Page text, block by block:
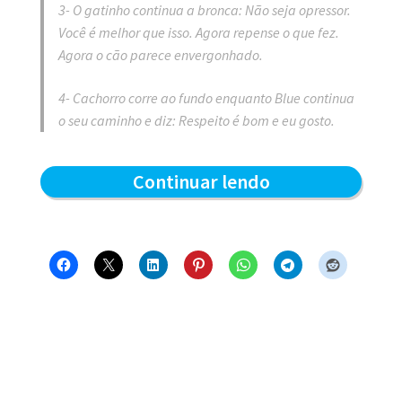
3- O gatinho continua a bronca: Não seja opressor.
Você é melhor que isso. Agora repense o que fez.
Agora o cão parece envergonhado.
4- Cachorro corre ao fundo enquanto Blue continua
o seu caminho e diz: Respeito é bom e eu gosto.
Continuar lendoRespeito
–